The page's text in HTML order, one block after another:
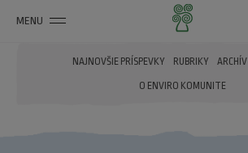
MENU
NAJNOVŠIE PRÍSPEVKY RUBRIKY ARCHÍV
O ENVIRO KOMUNITE